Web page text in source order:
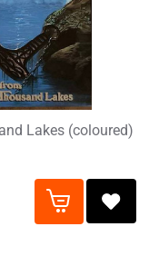
Lakes (coloured)